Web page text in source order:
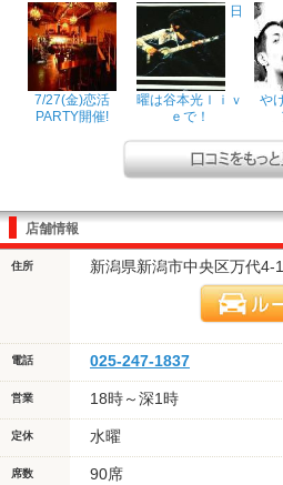
7/27(金)恋活
PARTY開催!
日
曜は谷本光ｌｉｖ
ｅで！
や
店舗情報
住所 新潟県新潟市中央区万代
電話 025-247-1837
営業 18時～深1時
定休 水曜
席数 90席